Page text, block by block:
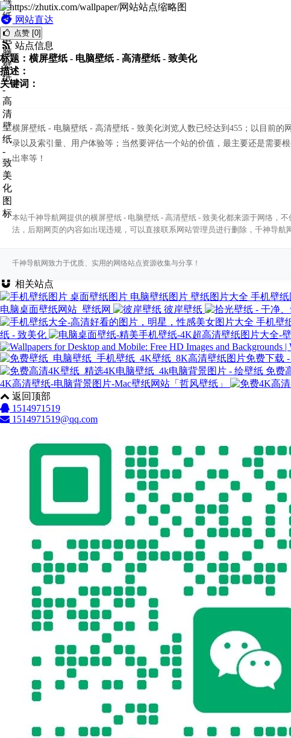
网站直达
点赞 [0]
站点信息
标题：横屏壁纸 - 电脑壁纸 - 高清壁纸 - 致美化
描述：
关键词：
横屏壁纸 - 电脑壁纸 - 高清壁纸 - 致美化浏览人数已经达到455；以目前
录以及索引量、用户体验等；当然要评估一个站的价值，最主要还是需要
出率等！
本站千神导航网提供的横屏壁纸 - 电脑壁纸 - 高清壁纸 - 致美化都来源于网络，
法，后期网页的内容如出现违规，可以直接联系网站管理员进行删除，千神导航
千神导航网致力于优质、实用的网络站点资源收集与分享！
相关站点
手机壁
电脑桌面壁纸网站_壁纸网
彼岸壁纸
手机壁
纸 - 致美化
免费
4K高清壁纸-电脑背景图片-Mac壁纸网站「哲风壁纸」
返回顶部
1514971519
1514971519@qq.com